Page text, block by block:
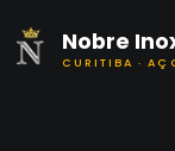
Nobre
CURITIBA ·